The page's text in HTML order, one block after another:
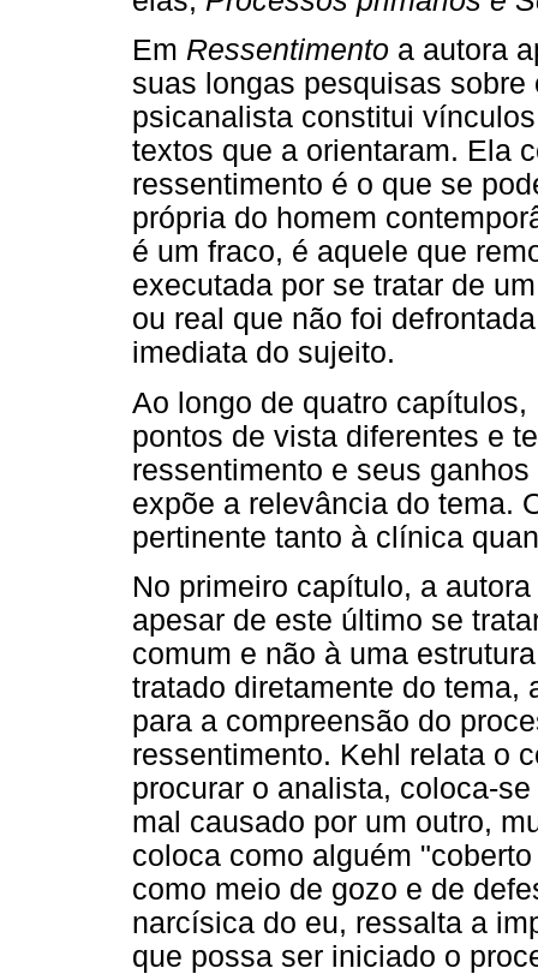
Em Ressentimento a autora
suas longas pesquisas
psicanalista constitui
textos que a orientaram. Ela
ressentimento é o que se
própria do homem
é um fraco, é aquele que
executada por se tratar de
ou real que não foi
imediata do sujeito.
Ao longo de quatro
pontos de vista diferentes e
ressentimento e seus
expõe a relevância do tema.
pertinente tanto à clínica
No primeiro capítulo, a
apesar de este último se
comum e não à uma
tratado diretamente do tema,
para a compreensão do
ressentimento. Kehl relata o
procurar o analista, coloca-
mal causado por um outro,
coloca como alguém
como meio de gozo e de
narcísica do eu, ressalta a
que possa ser iniciado o